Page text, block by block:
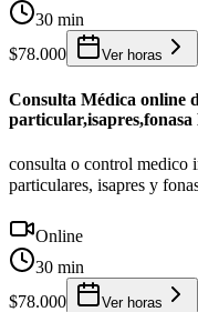
30 min
$78.000
Ver horas
Consulta Médica
consulta o control medico
particulares, isapres y
Online
30 min
$78.000
Ver horas